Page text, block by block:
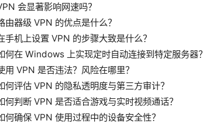
会显著影响网速吗？
由器级 VPN 的优点是什么？
手机上设置 VPN 的步骤大致是什么？
何在 Windows 上实现定时自动连接到特定服务器？
用 VPN 是否违法？风险在哪里？
何评估 VPN 的隐私透明度与第三方审计？
何判断 VPN 是否适合游戏与实时视频通话？
何确保 VPN 使用过程中的设备安全性？